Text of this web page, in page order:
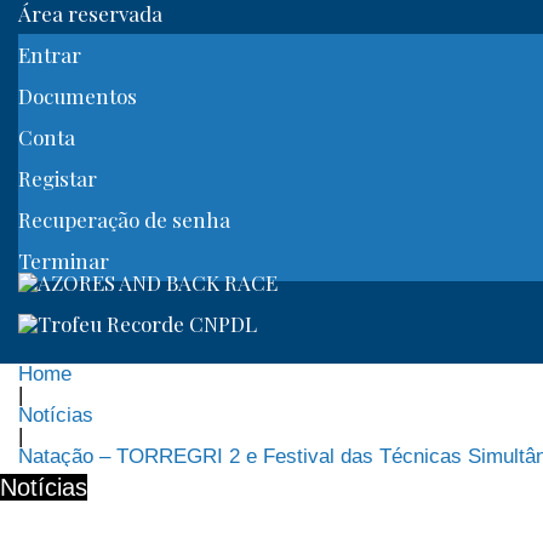
Área reservada
Entrar
Documentos
Conta
Registar
Recuperação de senha
Terminar
Home
|
Notícias
|
Natação – TORREGRI 2 e Festival das Técnicas
Notícias